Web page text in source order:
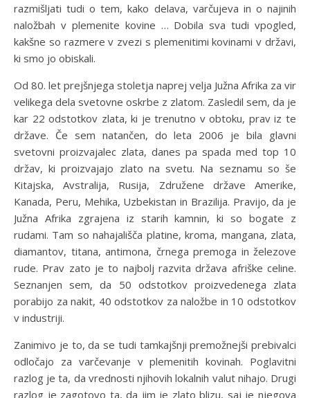
e
x
s
.
c
o
m
/
p
h
o
t
o
/
b
u
l
i
o
n
e
x
s
.
c
o
m
/
p
h
o
t
o
/
g
o
l
e
n
-
razmišljati tudi o tem, kako delava, varčujeva in o najinih
naložbah v plemenite kovine … Dobila sva tudi vpogled,
kakšne so razmere v zvezi s plemenitimi kovinami v državi,
ki smo jo obiskali.
Od 80. let prejšnjega stoletja naprej velja Južna Afrika za vir
velikega dela svetovne oskrbe z zlatom. Zasledil sem, da je
kar 22 odstotkov zlata, ki je trenutno v obtoku, prav iz te
države. Če sem natančen, do leta 2006 je bila glavni
svetovni proizvajalec zlata, danes pa spada med top 10
držav, ki proizvajajo zlato na svetu. Na seznamu so še
Kitajska, Avstralija, Rusija, Združene države Amerike,
Kanada, Peru, Mehika, Uzbekistan in Brazilija. Pravijo, da je
Južna Afrika zgrajena iz starih kamnin, ki so bogate z
rudami. Tam so nahajališča platine, kroma, mangana, zlata,
diamantov, titana, antimona, črnega premoga in železove
rude. Prav zato je to najbolj razvita država afriške celine.
Seznanjen sem, da 50 odstotkov proizvedenega zlata
porabijo za nakit, 40 odstotkov za naložbe in 10 odstotkov
v industriji.
Zanimivo je to, da se tudi tamkajšnji premožnejši prebivalci
odločajo za varčevanje v plemenitih kovinah. Poglavitni
razlog je ta, da vrednosti njihovih lokalnih valut nihajo. Drugi
razlog je zagotovo ta, da jim je zlato blizu, saj je njegova